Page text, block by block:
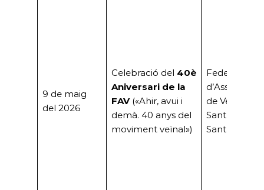
9 de maig
del 2026
Celebració del 40è
Aniversari de la
FAV («Ahir, avui i
demà. 40 anys del
moviment veïnal»)
Federació
de Veïns de
Sant Boi
Sant Boi)